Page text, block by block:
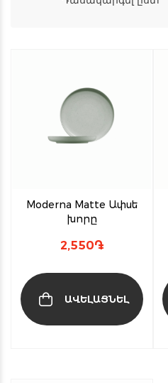
Moderna Matte Ափսե
խորը
2,550֏
ԱՎԵԼԱՑՆԵԼ